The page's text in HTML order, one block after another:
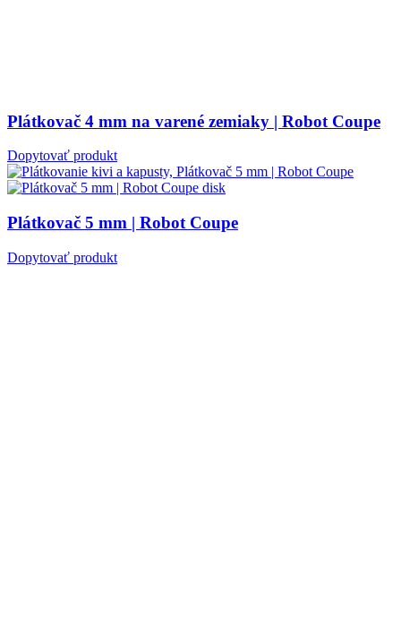
Plátkovač 4 mm na varené zemiaky | Robot Coupe
Dopytovať produkt
Plátkovač 5 mm | Robot Coupe
Dopytovať produkt